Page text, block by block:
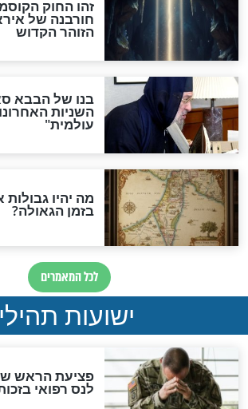
האמונה"
האם לאחר בוא
אפשר לחזור
לכל המאמרים
להמתקת הדינים